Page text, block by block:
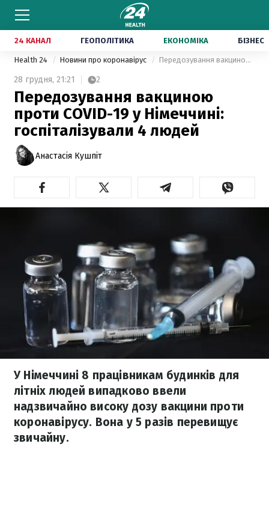
24 КАНАЛ ГЕОПОЛІТИКА ЕКОНОМІКА БІЗНЕС
Health 24 Новини про коронавірус Передозування вакциною проти COVID-19 у Німеччині: госпіталізували 4 людей
28 грудня, 21:21 2
Передозування вакциною
проти COVID-19 у Німеччині:
госпіталізували 4 людей
Анастасія Кушпіт
У Німеччині 8 працівникам будинків для
літніх людей випадково ввели
надзвичайно високу дозу вакцини проти
коронавірусу. Вона у 5 разів перевищує
звичайну.